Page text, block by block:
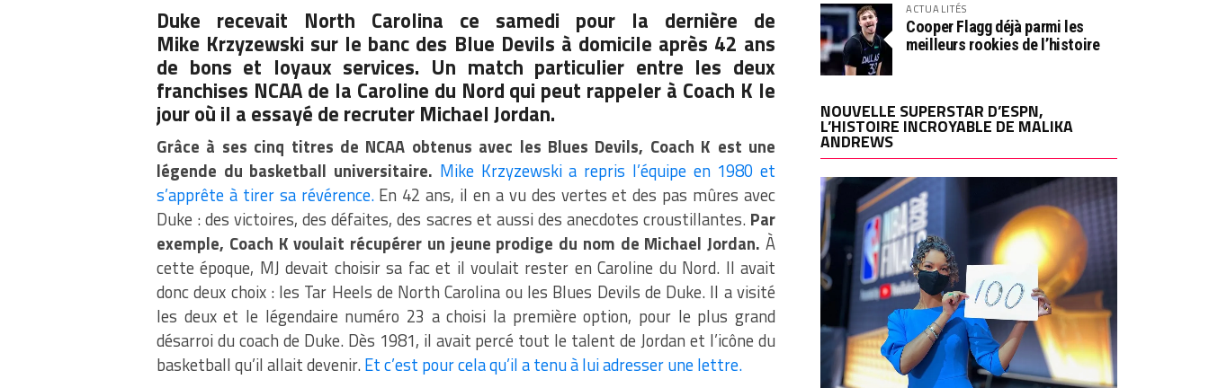
Duke recevait North Carolina ce samedi pour la dernière de
Mike Krzyzewski sur le banc des Blue Devils à domicile après 42 ans
de bons et loyaux services. Un match particulier entre les deux
franchises NCAA de la Caroline du Nord qui peut rappeler à Coach K le
jour où il a essayé de recruter Michael Jordan.
Grâce à ses cinq titres de NCAA obtenus avec les Blues Devils, Coach K est une
légende du basketball universitaire. Mike Krzyzewski a repris l’équipe en 1980 et
s’apprête à tirer sa révérence.En 42 ans, il en a vu des vertes et des pas mûres avec
Duke : des victoires, des défaites, des sacres et aussi des anecdotes croustillantes. Par
exemple, Coach K voulait récupérer un jeune prodige du nom de Michael Jordan. À
cette époque, MJ devait choisir sa fac et il voulait rester en Caroline du Nord. Il avait
donc deux choix : les Tar Heels de North Carolina ou les Blues Devils de Duke. Il a visité
les deux et le légendaire numéro 23 a choisi la première option, pour le plus grand
désarroi du coach de Duke. Dès 1981, il avait percé tout le talent de Jordan et l’icône du
basketball qu’il allait devenir.Et c’est pour cela qu’il a tenu à lui adresser une lettre.
ACTUALITÉS
Cooper Flagg déjà parmi les
meilleurs rookies de l’histoire
NOUVELLE SUPERSTAR D’ESPN,
L’HISTOIRE INCROYABLE DE MALIKA
ANDREWS